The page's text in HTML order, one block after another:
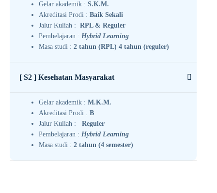
Gelar akademik : S.K.M.
Akreditasi Prodi : Baik Sekali
Jalur Kuliah : RPL & Reguler
Pembelajaran : Hybrid Learning
Masa studi : 2 tahun (RPL) 4 tahun (reguler)
[ S2 ] Kesehatan Masyarakat
Gelar akademik : M.K.M.
Akreditasi Prodi : B
Jalur Kuliah :
Reguler
Pembelajaran : Hybrid Learning
Masa studi : 2 tahun (4 semester)